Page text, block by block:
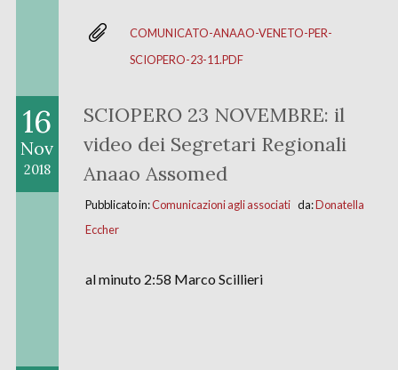
COMUNICATO-ANAAO-VENETO-PER-
SCIOPERO-23-11.PDF
SCIOPERO 23 NOVEMBRE: il
video dei Segretari Regionali
Anaao Assomed
16
Nov
2018
Pubblicato in:Comunicazioni agli associatida:Donatella
Eccher
al minuto 2:58 Marco Scillieri